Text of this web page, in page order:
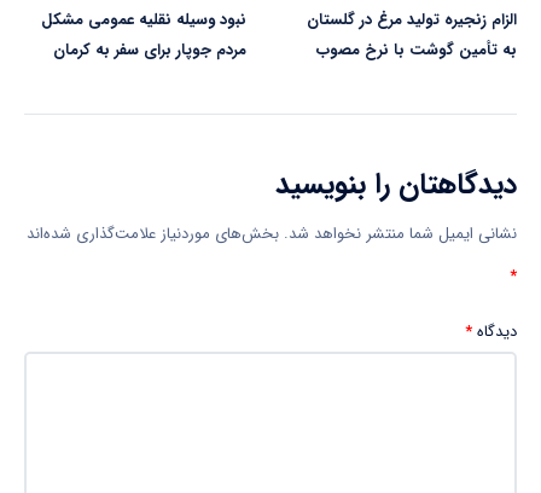
الزام زنجیره تولید مرغ در گلستان
به تأمین گوشت با نرخ مصوب
نبود وسیله نقلیه عمومی مشکل
مردم جوپار برای سفر به کرمان
دیدگاهتان را بنویسید
نشانی ایمیل شما منتشر نخواهد شد. بخش‌های موردنیاز علامت‌گذاری شده‌اند
*
دیدگاه*